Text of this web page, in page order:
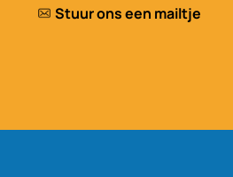
Stuur ons een mailtje